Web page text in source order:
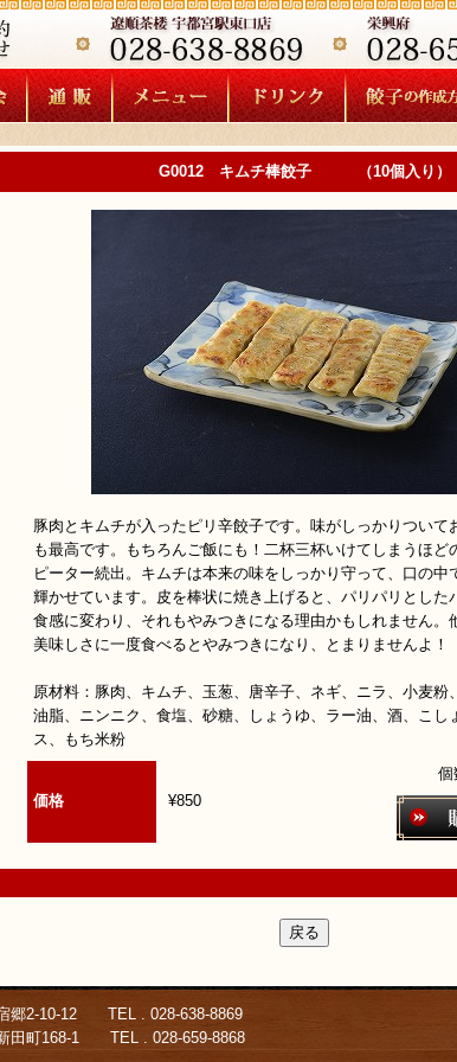
G0012 キムチ棒餃子 （10個入り）
豚肉とキムチが入ったピリ辛餃子です。味がしっかりついて
も最高です。もちろんご飯にも！二杯三杯いけてしまうほど
ピーター続出。キムチは本来の味をしっかり守って、口の中
輝かせています。皮を棒状に焼き上げると、パリパリとした
食感に変わり、それもやみつきになる理由かもしれません。
美味しさに一度食べるとやみつきになり、とまりませんよ！
原材料：豚肉、キムチ、玉葱、唐辛子、ネギ、ニラ、小麦粉
油脂、ニンニク、食塩、砂糖、しょうゆ、ラー油、酒、こし
ス、もち米粉
価格 ¥850
個
郷2-10-12 TEL . 028-638-8869
1 TEL . 028-659-8868